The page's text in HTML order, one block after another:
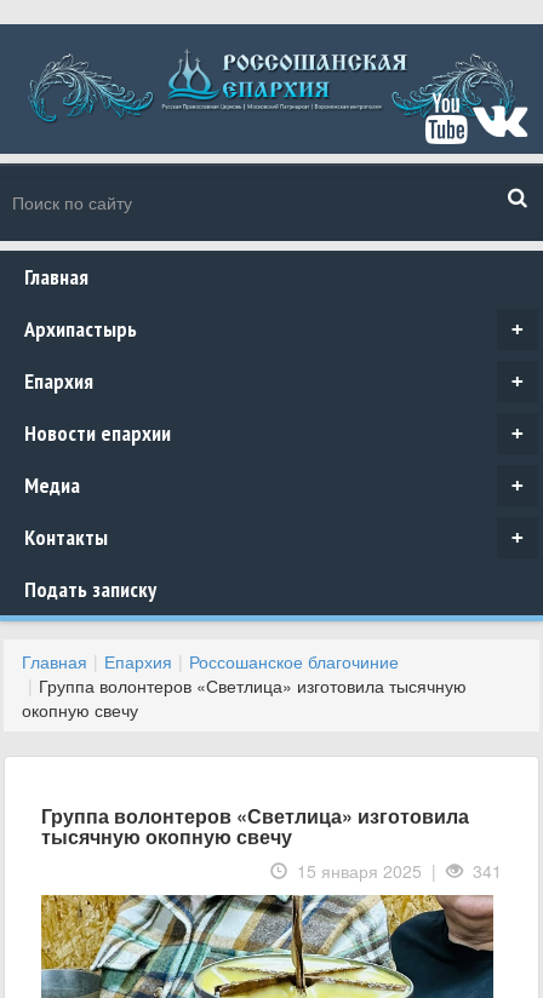
Главная
+
Архипастырь
+
Епархия
+
Новости епархии
+
Медиа
+
Контакты
Подать записку
Главная Епархия
Россошанское благочиние
Группа волонтеров «Светлица» изготовила тысячную
окопную свечу
Группа волонтеров «Светлица» изготовила
тысячную окопную свечу
15 января 2025 | 341